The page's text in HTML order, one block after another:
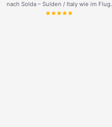
nach Solda – Sulden / Italy wie im Flug.